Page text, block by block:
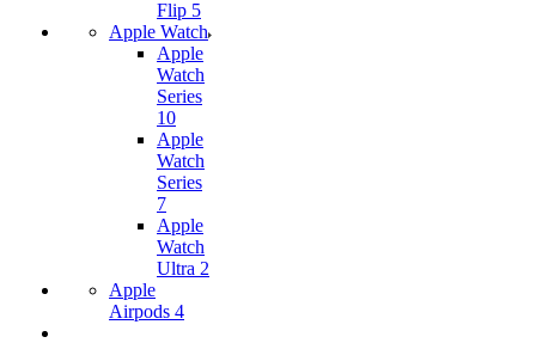
Flip 5
Apple Watch
Apple
Watch
Series
10
Apple
Watch
Series
7
Apple
Watch
Ultra 2
Apple
Airpods 4